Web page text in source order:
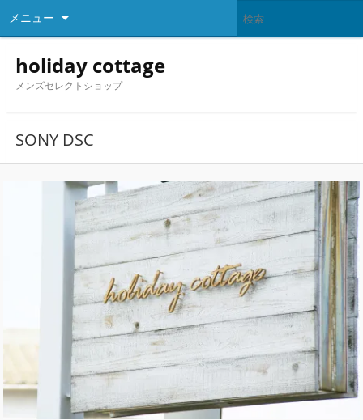
メニュー
holiday cottage
メンズセレクトショップ
SONY DSC